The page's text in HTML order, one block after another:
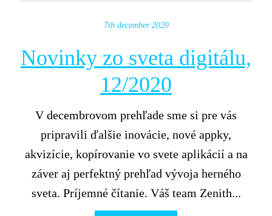
7th december 2020
Novinky zo sveta digitálu,
12/2020
V decembrovom prehľade sme si pre vás
pripravili ďalšie inovácie, nové appky,
akvizície, kopírovanie vo svete aplikácií a na
záver aj perfektný prehľad vývoja herného
sveta. Príjemné čítanie. Váš team Zenith...